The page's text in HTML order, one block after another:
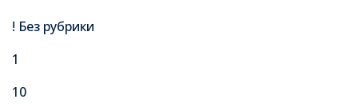
! Без рубрики
1
10